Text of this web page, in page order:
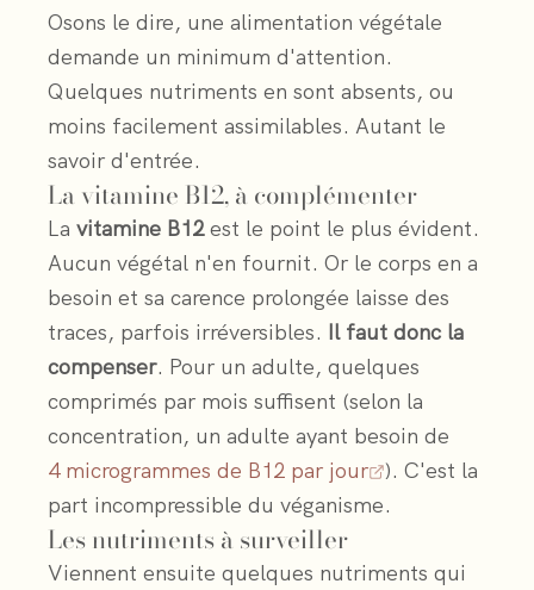
Osons le dire, une alimentation végétale
demande un minimum d'attention.
Quelques nutriments en sont absents, ou
moins facilement assimilables. Autant le
savoir d'entrée.
La vitamine B12, à complémenter
La vitamine B12est le point le plus évident.
Aucun végétal n'en fournit. Or le corps en a
besoin et sa carence prolongée laisse des
traces, parfois irréversibles. Il faut donc la
compenser. Pour un adulte, quelques
comprimés par mois suffisent (selon la
concentration, un adulte ayant besoin de
4 microgrammes de B12 par jour ). C'est la
part incompressible du véganisme.
Les nutriments à surveiller
Viennent ensuite quelques nutriments qui